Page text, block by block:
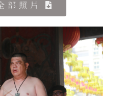
部照片